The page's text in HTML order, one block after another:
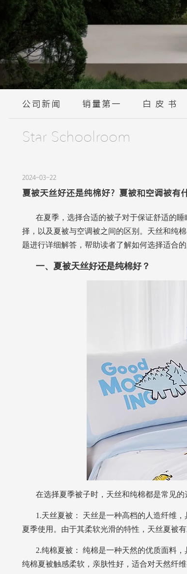
公司新闻 销量第一 白 皮 书
Star Schoolroom
2024-03-22
夏被天丝好还是纯棉好？夏被和空调被有
在夏季，选择合适的被子对于保证舒适的
择，以及夏被与空调被之间的区别。天丝和纯
题进行详细解答，帮助读者了解如何选择适合
一、夏被天丝好还是纯棉好？
在选择夏季被子时，天丝和纯棉都是常见
1.天丝夏被： 天丝是一种高档的人造纤维
夏季使用。由于其柔软光滑的特性，天丝夏被
2.纯棉夏被： 纯棉是一种天然的优质面料
纯棉夏被触感柔软，亲肤性好，适合对天然纤维